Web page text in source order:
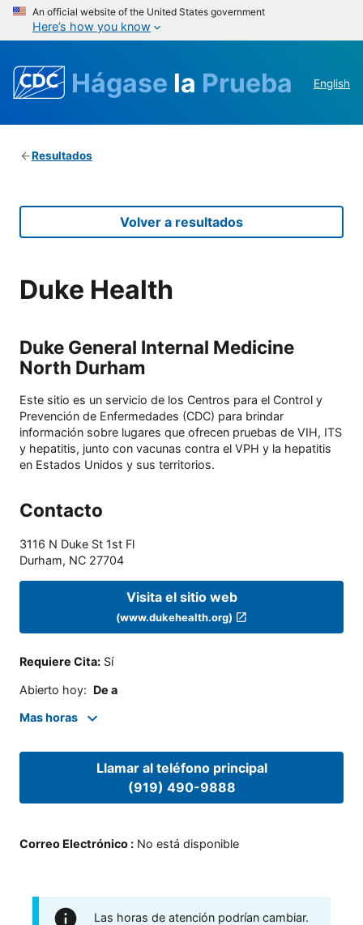
An official website of the United States government
Here’s how you know
Hágase la Prueba English
Resultados
Volver a resultados
Duke Health
Duke General Internal Medicine
North Durham
Este sitio es un servicio de los Centros para el Control y
Prevención de Enfermedades (CDC) para brindar
información sobre lugares que ofrecen pruebas de VIH, ITS
y hepatitis, junto con vacunas contra el VPH y la hepatitis
en Estados Unidos y sus territorios.
Contacto
3116 N Duke St 1st Fl
Durham, NC 27704
Visita el sitio web
(www.dukehealth.org)
Requiere Cita: Sí
Abierto hoy: De a
Mas horas
Llamar al teléfono principal
(919) 490-9888
Correo Electrónico : No está disponible
Las horas de atención podrían cambiar.